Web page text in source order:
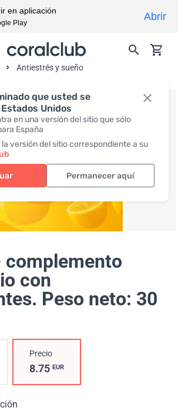
que usted se
Unidos
en una versión del sitio que sólo
España
la versión del sitio correspondiente a su
Permanecer aquí
Antiestrés y sueño
complemento
con
Peso neto: 30
Precio
8.75EUR
en aplicación
Play
Abrir